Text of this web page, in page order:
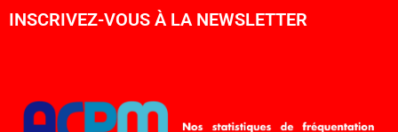
INSCRIVEZ-VOUS À LA NEWSLETTER